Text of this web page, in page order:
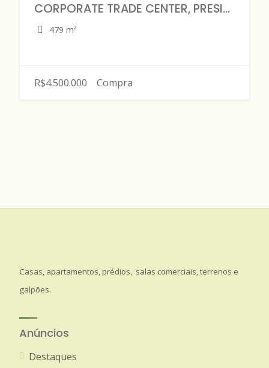
CORPORATE TRADE CENTER, PRESIDENTE VARGAS - SALA COMERCIAL 479 m2 - DISPONÍVEL PARA VENDA
479 m²
R$4.500.000 Compra
Casas, apartamentos, prédios, salas comerciais, terrenos e
galpões.
Anúncios
Destaques